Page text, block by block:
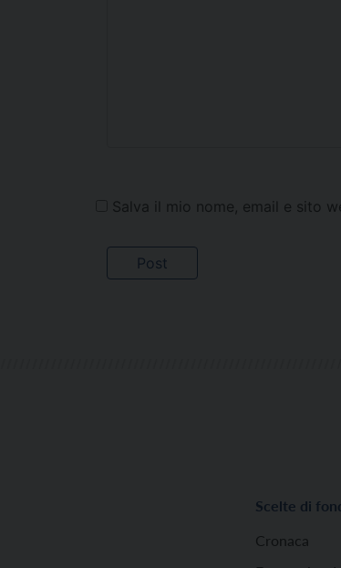
Salva il mio nome, email e sito
Scelte di
Cronaca